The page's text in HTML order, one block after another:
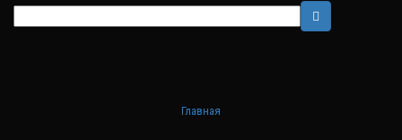
Главная